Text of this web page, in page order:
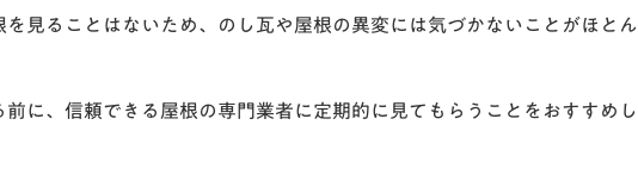
見ることはないため、のし瓦や屋根の異変には気づかないことがほとん
に、信頼できる屋根の専門業者に定期的に見てもらうことをおすすめし